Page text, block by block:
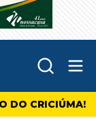
DO CRICIÚMA!